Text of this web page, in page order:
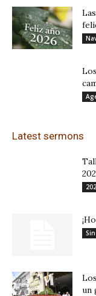
Latest sermons
un